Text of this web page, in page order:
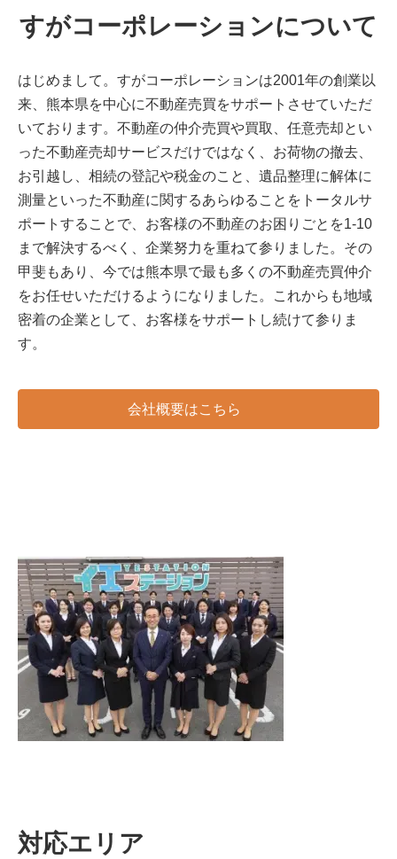
すがコーポレーションについて
はじめまして。すがコーポレーションは2001年の創業以
来、熊本県を中心に不動産売買をサポートさせていただ
いております。不動産の仲介売買や買取、任意売却とい
った不動産売却サービスだけではなく、お荷物の撤去、
お引越し、相続の登記や税金のこと、遺品整理に解体に
測量といった不動産に関するあらゆることをトータルサ
ポートすることで、お客様の不動産のお困りごとを1-10
まで解決するべく、企業努力を重ねて参りました。その
甲斐もあり、今では熊本県で最も多くの不動産売買仲介
をお任せいただけるようになりました。これからも地域
密着の企業として、お客様をサポートし続けて参りま
す。
会社概要はこちら
対応エリア